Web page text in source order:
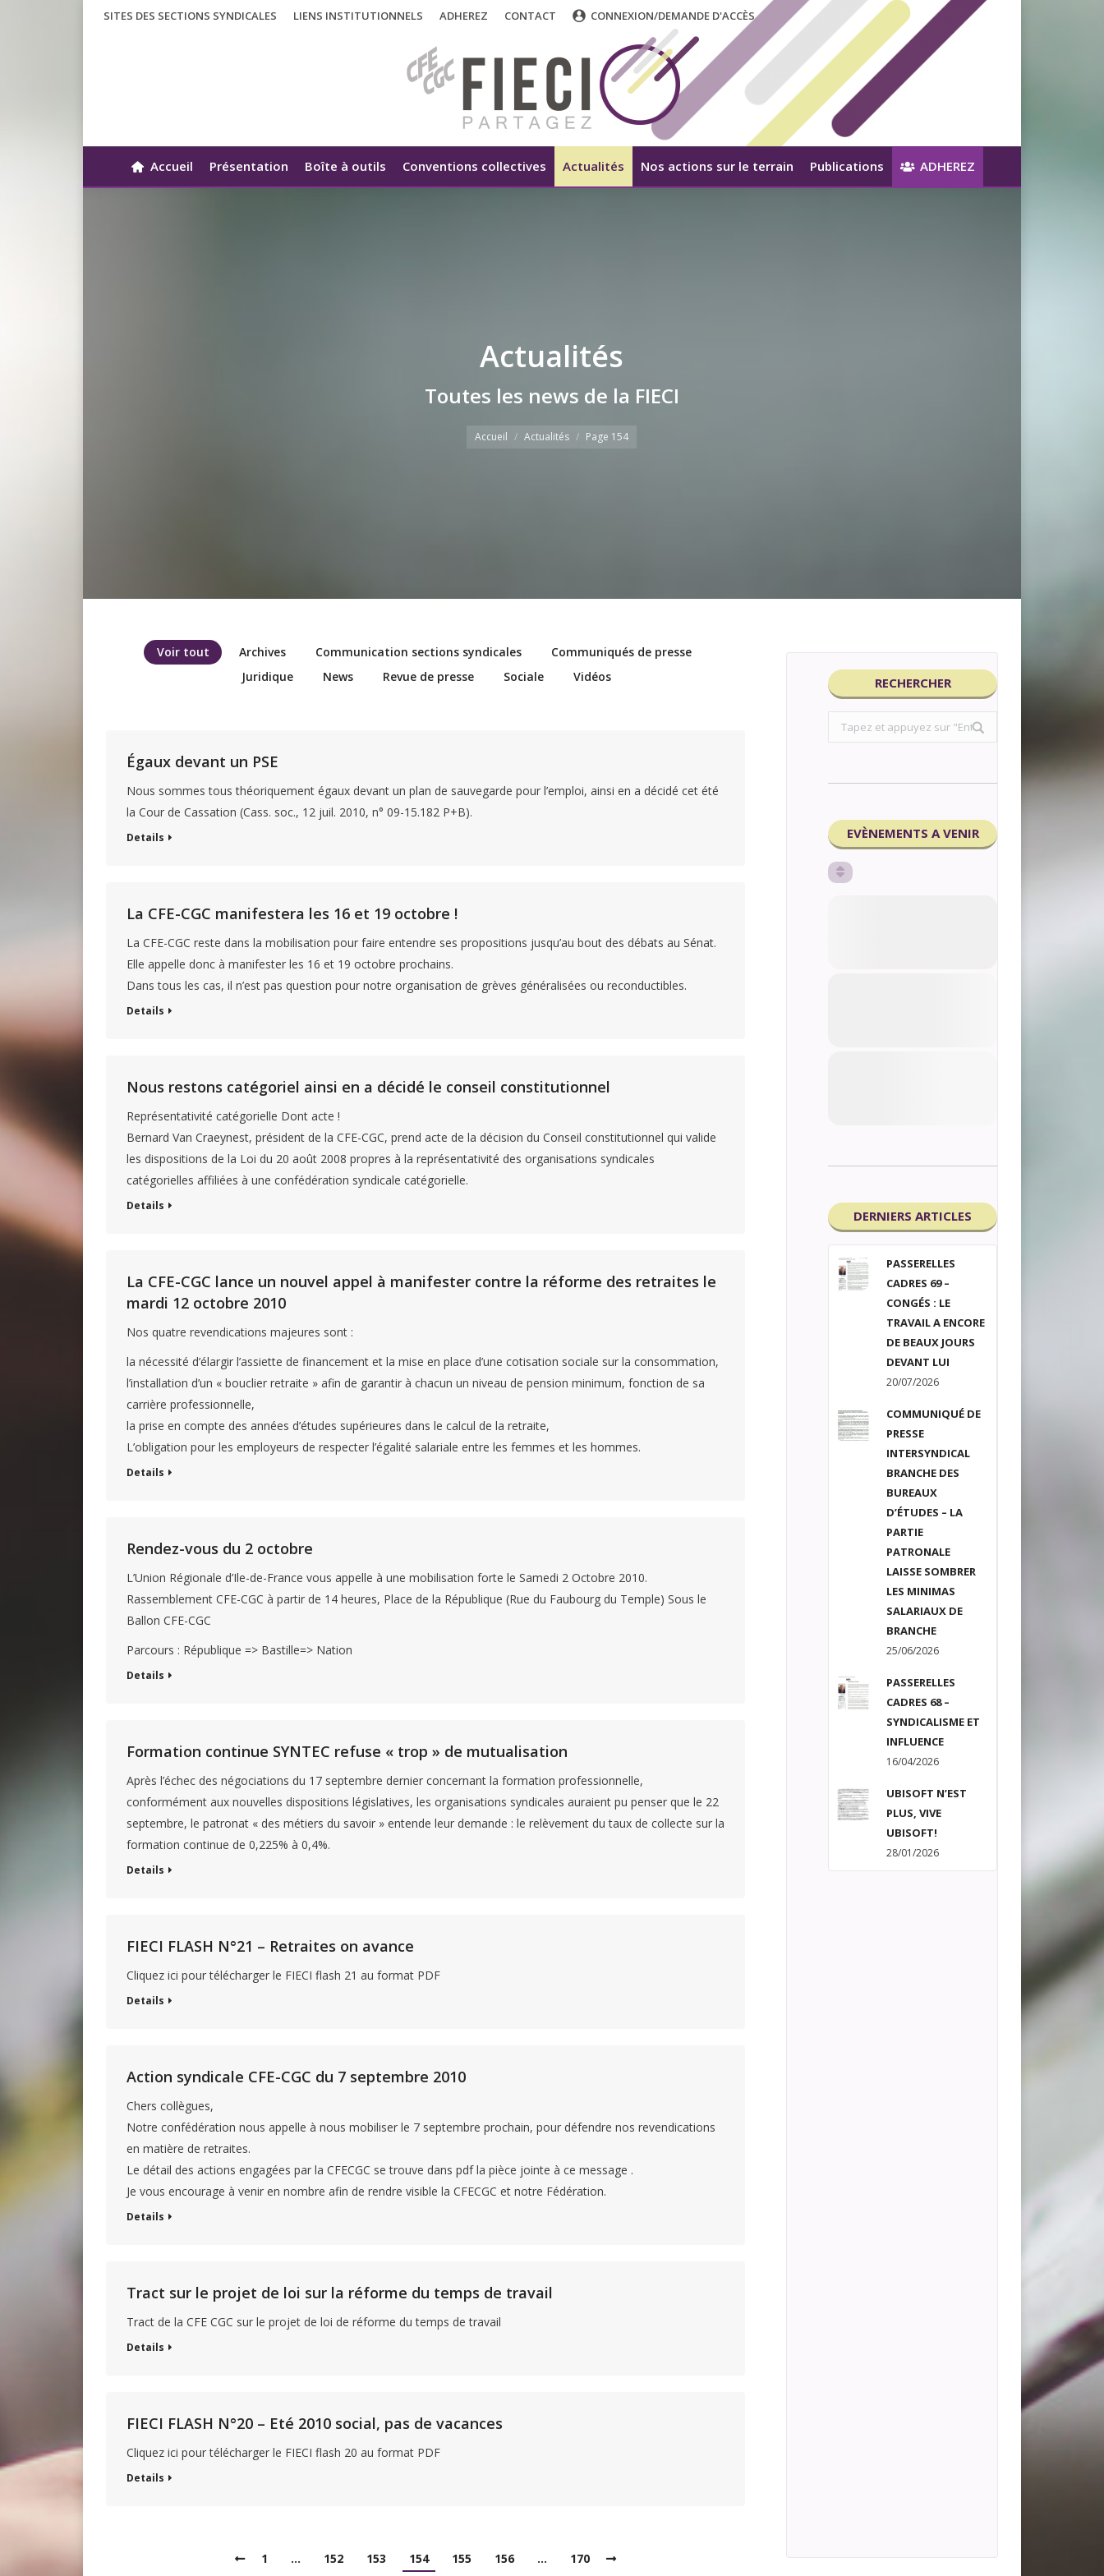
SITES DES SECTIONS SYNDICALES LIENS INSTITUTIONNELS ADHEREZ CONTACT CONNEXION/DEMANDE D'ACCÈS
Accueil Présentation Boîte à outils Conventions collectives Actualités Nos actions sur le terrain Publications ADHEREZ
Actualités
Toutes les news de la FIECI
Vous êtes ici
Accueil Actualités Page 154
Voir tout Archives Communication sections syndicales
Communiqués de presse
Juridique
News Revue de presse Sociale Vidéos
Égaux devant un PSE
Nous sommes tous théoriquement égaux devant un plan de sauvegarde pour l’emploi, ainsi en a décidé cet été
la Cour de Cassation (Cass. soc., 12 juil. 2010, n° 09-15.182 P+B).
Details
La CFE-CGC manifestera les 16 et 19 octobre !
La CFE-CGC reste dans la mobilisation pour faire entendre ses propositions jusqu’au bout des débats au Sénat.
Elle appelle donc à manifester les 16 et 19 octobre prochains.
Dans tous les cas, il n’est pas question pour notre organisation de grèves généralisées ou reconductibles.
Details
Nous restons catégoriel ainsi en a décidé le conseil constitutionnel
Représentativité catégorielle Dont acte !
Bernard Van Craeynest, président de la CFE-CGC, prend acte de la décision du Conseil constitutionnel qui valide
les dispositions de la Loi du 20 août 2008 propres à la représentativité des organisations syndicales
catégorielles affiliées à une confédération syndicale catégorielle.
Details
La CFE-CGC lance un nouvel appel à manifester contre la réforme des retraites le
mardi 12 octobre 2010
Nos quatre revendications majeures sont :
la nécessité d’élargir l’assiette de financement et la mise en place d’une cotisation sociale sur la consommation,
l’installation d’un « bouclier retraite » afin de garantir à chacun un niveau de pension minimum, fonction de sa
carrière professionnelle,
la prise en compte des années d’études supérieures dans le calcul de la retraite,
L’obligation pour les employeurs de respecter l’égalité salariale entre les femmes et les hommes.
Details
Rendez-vous du 2 octobre
L’Union Régionale d’Ile-de-France vous appelle à une mobilisation forte le Samedi 2 Octobre 2010.
Rassemblement CFE-CGC à partir de 14 heures, Place de la République (Rue du Faubourg du Temple) Sous le
Ballon CFE-CGC
Parcours : République => Bastille=> Nation
Details
Formation continue SYNTEC refuse « trop » de mutualisation
Après l’échec des négociations du 17 septembre dernier concernant la formation professionnelle,
conformément aux nouvelles dispositions législatives, les organisations syndicales auraient pu penser que le 22
septembre, le patronat « des métiers du savoir » entende leur demande : le relèvement du taux de collecte sur la
formation continue de 0,225% à 0,4%.
Details
FIECI FLASH N°21 – Retraites on avance
Cliquez ici pour télécharger le FIECI flash 21 au format PDF
Details
Action syndicale CFE-CGC du 7 septembre 2010
Chers collègues,
Notre confédération nous appelle à nous mobiliser le 7 septembre prochain, pour défendre nos revendications
en matière de retraites.
Le détail des actions engagées par la CFECGC se trouve dans pdf la pièce jointe à ce message .
Je vous encourage à venir en nombre afin de rendre visible la CFECGC et notre Fédération.
Details
Tract sur le projet de loi sur la réforme du temps de travail
Tract de la CFE CGC sur le projet de loi de réforme du temps de travail
Details
FIECI FLASH N°20 – Eté 2010 social, pas de vacances
Cliquez ici pour télécharger le FIECI flash 20 au format PDF
Details
1 … 152 153 154 155 156 … 170
RECHERCHER
Search:
EVÈNEMENTS A VENIR
DERNIERS ARTICLES
PASSERELLES
CADRES 69 –
CONGÉS : LE
TRAVAIL A ENCORE
DE BEAUX JOURS
DEVANT LUI
20/07/2026
COMMUNIQUÉ DE
PRESSE
INTERSYNDICAL
BRANCHE DES
BUREAUX
D’ÉTUDES – LA
PARTIE
PATRONALE
LAISSE SOMBRER
LES MINIMAS
SALARIAUX DE
BRANCHE
25/06/2026
PASSERELLES
CADRES 68 –
SYNDICALISME ET
INFLUENCE
16/04/2026
UBISOFT N’EST
PLUS, VIVE
UBISOFT!
28/01/2026